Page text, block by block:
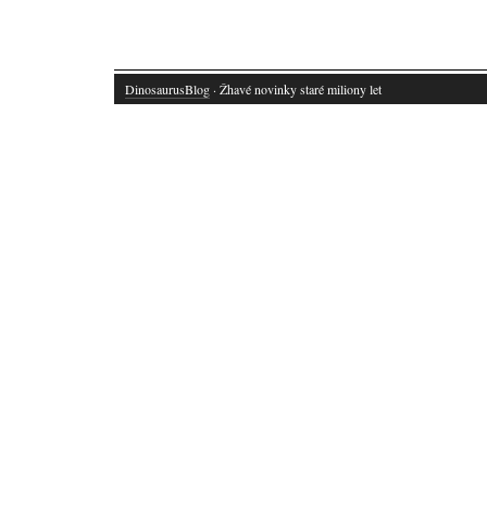
DinosaurusBlog · Žhavé novinky staré miliony let